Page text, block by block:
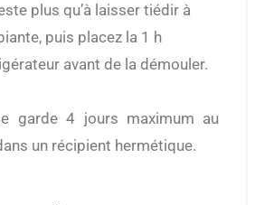
plus qu’à laisser tiédir à
puis placez la 1 h
avant de la démouler.
garde 4 jours maximum au
un récipient hermétique.